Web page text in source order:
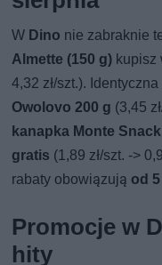
W Dino nie zabraknie
Almette (150 g)
4,32 zł/szt.).
Owolovo 200 g (3,45
kanapka Monte
gratis (1,89 zł/szt. ->
rabaty obowiązują od
Promocje w
hity